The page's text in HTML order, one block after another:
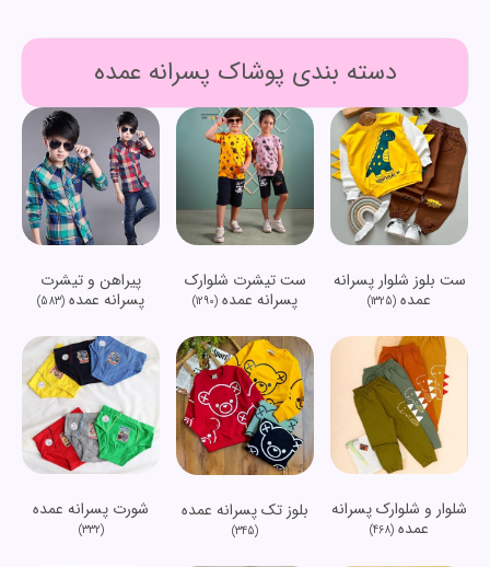
دسته بندی پوشاک پسرانه عمده
ست بلوز شلوار پسرانه
عمده (1325)
ست تیشرت شلوارک
پسرانه عمده (1290)
پیراهن و تیشرت
پسرانه عمده (583)
شلوار و شلوارک پسرانه
عمده (468)
بلوز تک پسرانه عمده
(345)
شورت پسرانه عمده
(332)